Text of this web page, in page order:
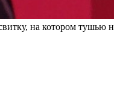
на котором тушью